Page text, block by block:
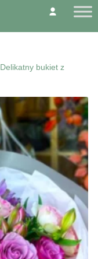
Delikatny bukiet z